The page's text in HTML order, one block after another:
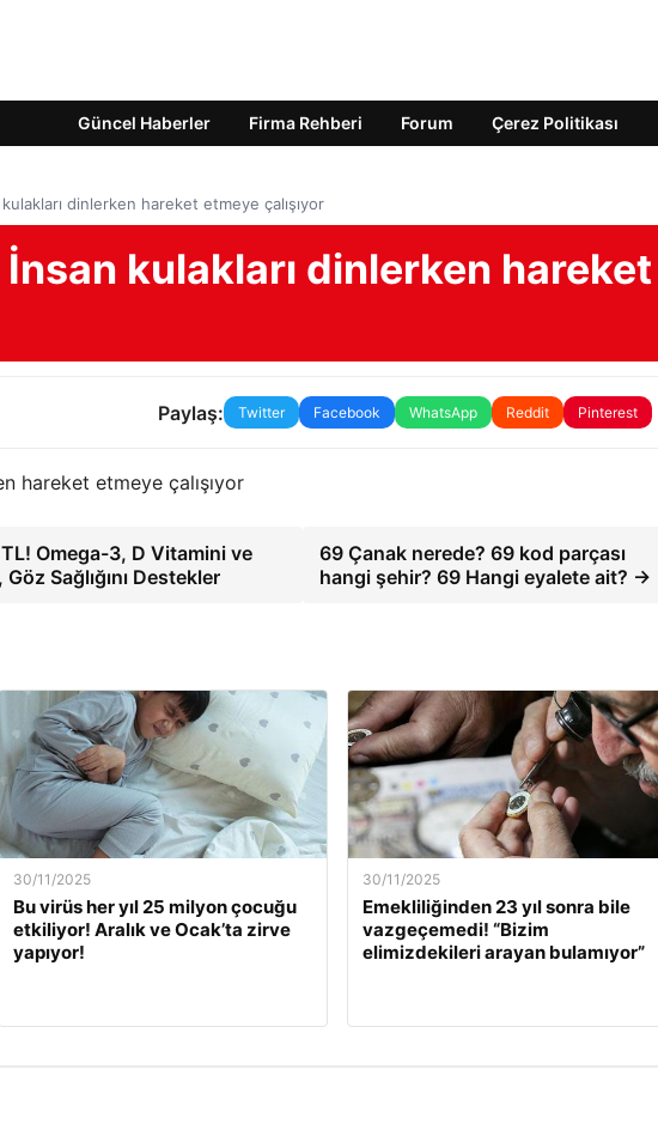
Güncel Haberler Firma Rehberi Forum Çerez Politikası
kulakları dinlerken hareket etmeye çalışıyor
İnsan kulakları dinlerken hareket
Paylaş: Twitter Facebook WhatsApp Reddit Pinterest
hareket etmeye çalışıyor
Omega-3, D Vitamini ve
Sağlığını Destekler
69 Çanak nerede? 69 kod parçası
hangi şehir? 69 Hangi eyalete ait? →
30/11/2025
Bu virüs her yıl 25 milyon çocuğu
etkiliyor! Aralık ve Ocak’ta zirve
yapıyor!
30/11/2025
Emekliliğinden 23 yıl sonra bile
vazgeçemedi! “Bizim
elimizdekileri arayan bulamıyor”